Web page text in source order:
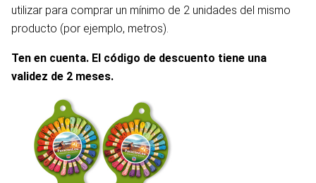
utilizar para comprar un mínimo de 2 unidades del mismo
producto (por ejemplo, metros).
Ten en cuenta. El código de descuento tiene una
validez de 2 meses.